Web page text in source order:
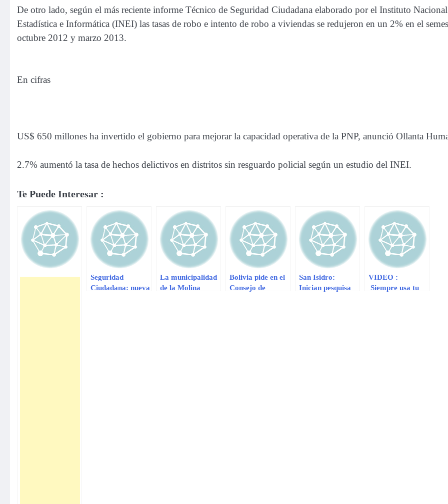
De otro lado, según el más reciente informe Técnico de Seguridad Ciudadana elaborado por el Instituto
Estadística e Informática (INEI) las tasas de robo e intento de robo a viviendas se redujeron en un 2% en el
octubre 2012 y marzo 2013.
En cifras
US$ 650 millones ha invertido el gobierno para mejorar la capacidad operativa de la PNP, anunció Ollanta
2.7% aumentó la tasa de hechos delictivos en distritos sin resguardo policial según un estudio del INEI.
Te Puede Interesar :
Seguridad
Ciudadana: nueva
La municipalidad
de la Molina
Bolivia pide en el
Consejo de
San Isidro:
Inician pesquisa
VIDEO :
Siempre usa tu